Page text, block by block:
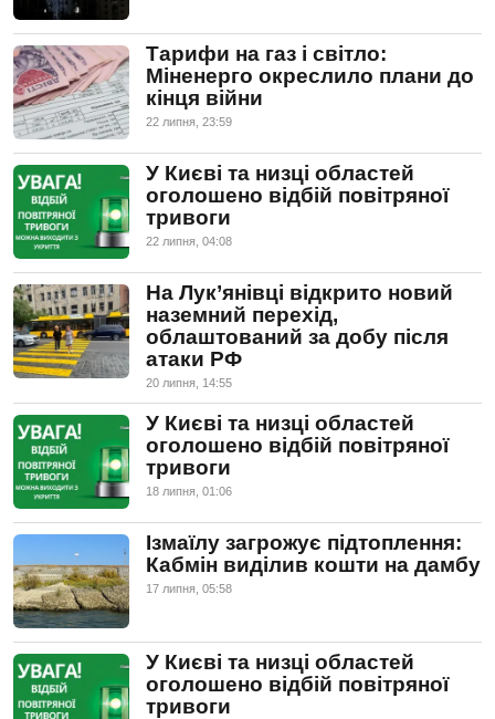
Тарифи на газ і світло:
Міненерго окреслило плани до
кінця війни
22 липня, 23:59
У Києві та низці областей
оголошено відбій повітряної
тривоги
22 липня, 04:08
На Лук’янівці відкрито новий
наземний перехід,
облаштований за добу після
атаки РФ
20 липня, 14:55
У Києві та низці областей
оголошено відбій повітряної
тривоги
18 липня, 01:06
Ізмаїлу загрожує підтоплення:
Кабмін виділив кошти на дамбу
17 липня, 05:58
У Києві та низці областей
оголошено відбій повітряної
тривоги